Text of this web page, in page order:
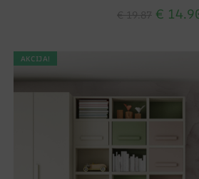
€
AKCIJA!